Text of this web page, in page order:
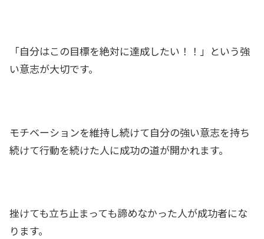
「自分はこの目標を絶対に達成したい！！」という強
い意志が大切です。
モチベーションを維持し続けて自分の強い意志を持ち
続けて行動を続けた人に成功の道が開かれます。
挫けても立ち止まっても諦めなかった人が成功者にな
ります。